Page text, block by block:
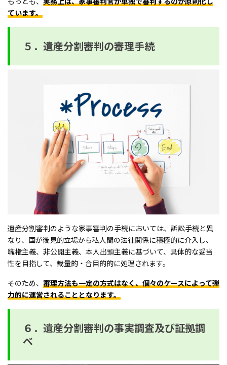
ています。
５．遺産分割審判の審理手続
遺産分割審判のような家事審判の手続においては、訴訟手続と異
なり、国が後見的立場から私人間の法律関係に積極的に介入し、
職権主義、非公開主義、本人出頭主義に基づいて、具体的な妥当
性を目指して、裁量的・合目的的に処理されます。
そのため、 審理方法も一定の方式はなく、個々のケースによって弾
力的に運営されることとなります。
６．遺産分割審判の事実調査及び証拠調
べ